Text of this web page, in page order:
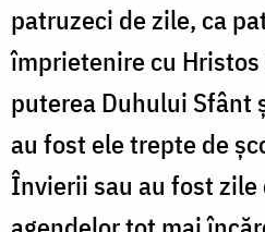
patruzeci de zile, ca
împrietenire cu
puterea Duhului Sfânt
au fost ele trepte de
Învierii sau au fost zile